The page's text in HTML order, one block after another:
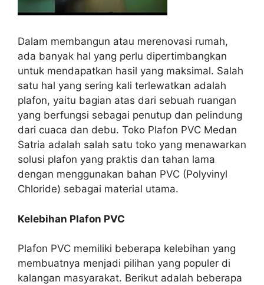
Dalam membangun atau merenovasi rumah,
ada banyak hal yang perlu dipertimbangkan
untuk mendapatkan hasil yang maksimal. Salah
satu hal yang sering kali terlewatkan adalah
plafon, yaitu bagian atas dari sebuah ruangan
yang berfungsi sebagai penutup dan pelindung
dari cuaca dan debu. Toko Plafon PVC Medan
Satria adalah salah satu toko yang menawarkan
solusi plafon yang praktis dan tahan lama
dengan menggunakan bahan PVC (Polyvinyl
Chloride) sebagai material utama.
Kelebihan Plafon PVC
Plafon PVC memiliki beberapa kelebihan yang
membuatnya menjadi pilihan yang populer di
kalangan masyarakat. Berikut adalah beberapa